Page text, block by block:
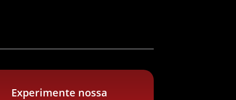
Experimente nossa